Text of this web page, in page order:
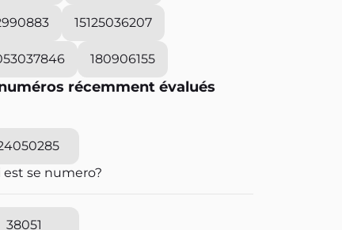
15125036207
180906155
récemment évalués
est se numero?
38051